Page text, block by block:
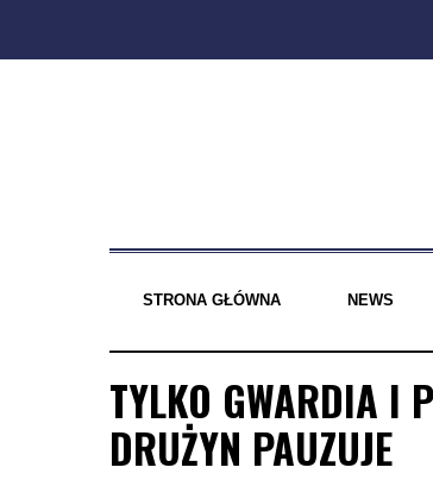
STRONA GŁÓWNA NEWS
TYLKO GWARDIA I
DRUŻYN PAUZUJE